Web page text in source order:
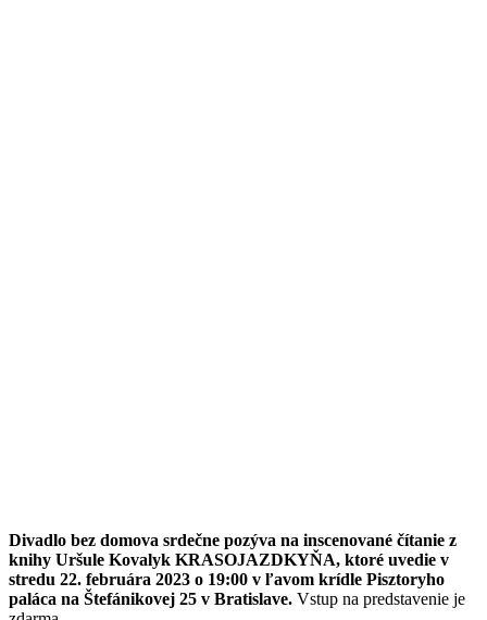
Divadlo bez domova srdečne pozýva na inscenované čítanie z
knihy Uršule Kovalyk KRASOJAZDKYŇA, ktoré uvedie v
stredu 22. februára 2023 o 19:00 v ľavom krídle Pisztoryho
paláca na Štefánikovej 25 v Bratislave. Vstup na predstavenie je